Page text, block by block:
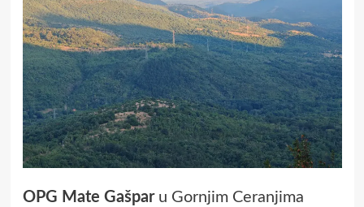
OPG Mate Gašparu Gornjim Ceranjima